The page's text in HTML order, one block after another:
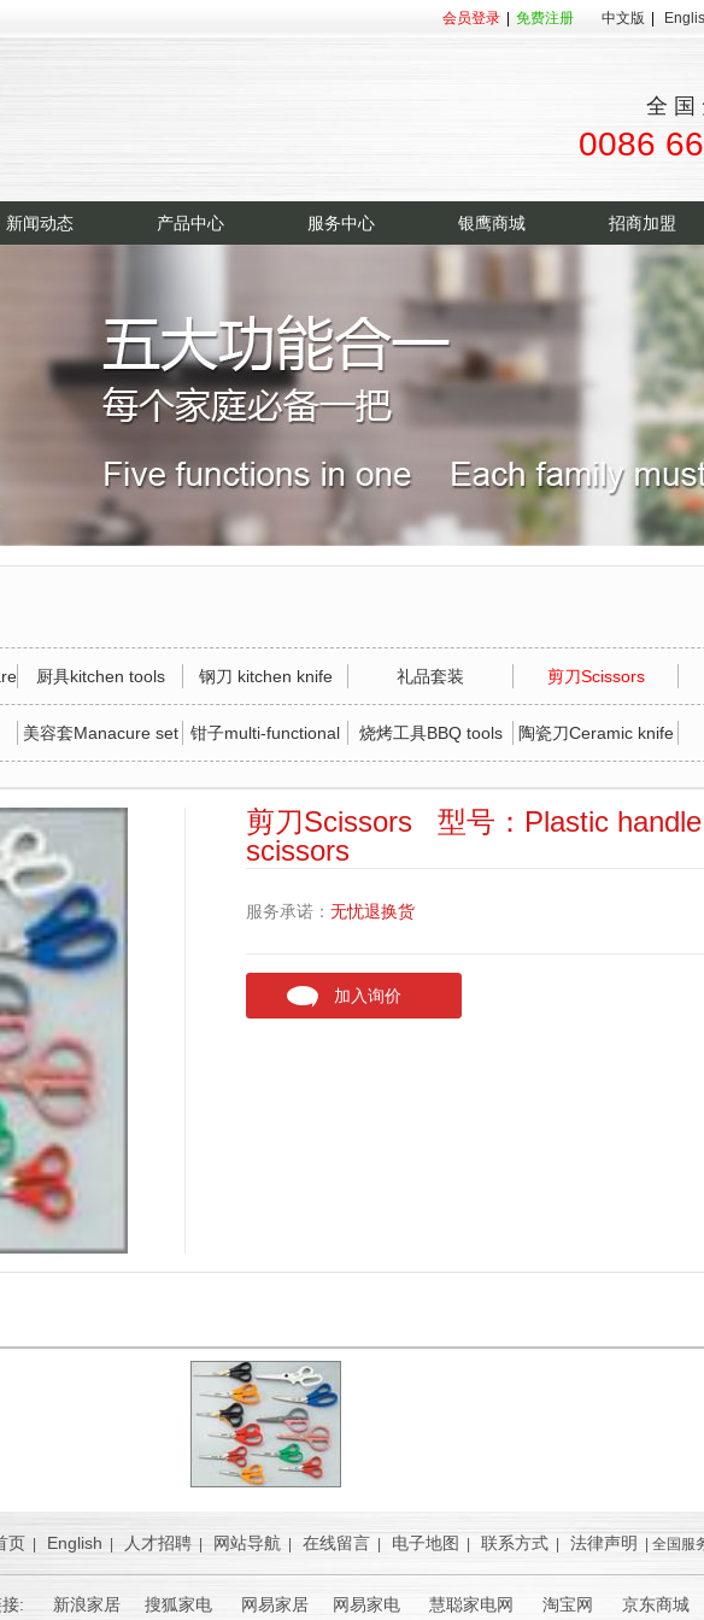
会员登录 免费注册 中文版
全
0086
新闻动态 产品中心 服务中心 银鹰商城 招商加盟
厨具kitchen tools 钢刀 kitchen knife 礼品套装 剪刀Scissors
美容套Manacure set 钳子multi-functional
tool
烧烤工具BBQ tools 陶瓷刀Ceramic knife
剪刀Scissors 型号：Plastic
scissors
服务承诺： 无忧退换货
加入询价
页 English 人才招聘 | 网站导航 在线留言 电子地图 联系方式 法律声明 | 全国
接: 新浪家居 搜狐家电 网易家居 网易家电 慧聪家电网 淘宝网 京东商城